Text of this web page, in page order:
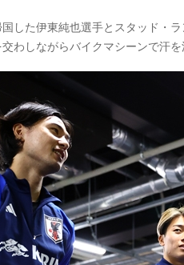
した伊東純也選手とスタッド・
わしながらバイクマシーンで汗